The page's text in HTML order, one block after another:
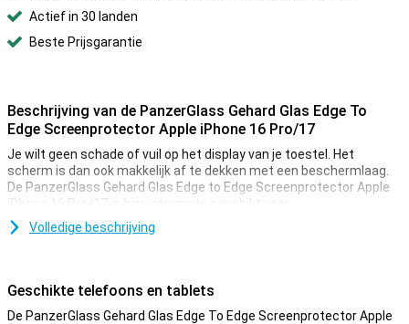
Actief in 30 landen
Beste Prijsgarantie
Beschrijving van de PanzerGlass Gehard Glas Edge To
Edge Screenprotector Apple iPhone 16 Pro/17
Je wilt geen schade of vuil op het display van je toestel. Het
scherm is dan ook makkelijk af te dekken met een beschermlaag.
De PanzerGlass Gehard Glas Edge to Edge Screenprotector Apple
iPhone 16 Pro/17 is hier uitermate geschikt voor.
Zoek je de beste bescherming voor het display van je Apple iPhone
screenprotector over het algemeen ook duurder dan een plastic
screenprotector.
Volledige beschrijving
Geschikte telefoons en tablets
De PanzerGlass Gehard Glas Edge To Edge Screenprotector Apple